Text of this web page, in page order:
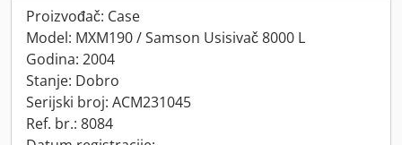
Proizvođač: Case
Model: MXM190 / Samson Usisivač 8000 L
Godina: 2004
Stanje: Dobro
Serijski broj: ACM231045
Ref. br.: 8084